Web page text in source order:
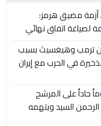
أزمة مضيق هرمز:
لصياغة اتفاق نهائي
ترمب وهيغسيث بسبب
في الحرب مع إيران
حاداً على المرشح
السيد ويتهمه